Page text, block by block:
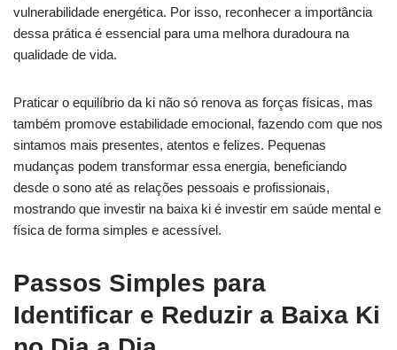
vulnerabilidade energética. Por isso, reconhecer a importância
dessa prática é essencial para uma melhora duradoura na
qualidade de vida.
Praticar o equilíbrio da ki não só renova as forças físicas, mas
também promove estabilidade emocional, fazendo com que nos
sintamos mais presentes, atentos e felizes. Pequenas
mudanças podem transformar essa energia, beneficiando
desde o sono até as relações pessoais e profissionais,
mostrando que investir na baixa ki é investir em saúde mental e
física de forma simples e acessível.
Passos Simples para
Identificar e Reduzir a Baixa Ki